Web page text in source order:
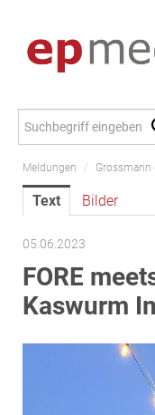
Meldungen
Alexander Peer
amb Development
ATL Immoinvest
AURE Immobilien
Meldungen /
Text Bilder
05.06.2023
FORE
Kaswurm